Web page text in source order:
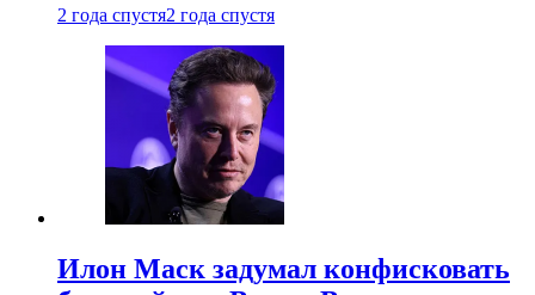
2 года спустя2 года спустя
Илон Маск задумал конфисковать